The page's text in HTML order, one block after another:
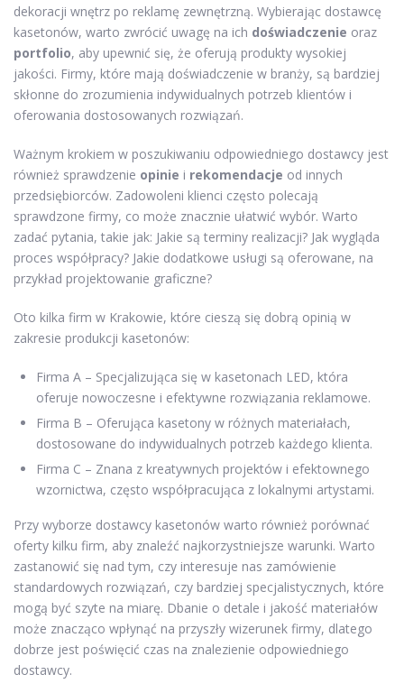
dekoracji wnętrz po reklamę zewnętrzną. Wybierając dostawcę
kasetonów, warto zwrócić uwagę na ich doświadczenie oraz
portfolio, aby upewnić się, że oferują produkty wysokiej
jakości. Firmy, które mają doświadczenie w branży, są bardziej
skłonne do zrozumienia indywidualnych potrzeb klientów i
oferowania dostosowanych rozwiązań.
Ważnym krokiem w poszukiwaniu odpowiedniego dostawcy jest
również sprawdzenie opinie i rekomendacje od innych
przedsiębiorców. Zadowoleni klienci często polecają
sprawdzone firmy, co może znacznie ułatwić wybór. Warto
zadać pytania, takie jak: Jakie są terminy realizacji? Jak wygląda
proces współpracy? Jakie dodatkowe usługi są oferowane, na
przykład projektowanie graficzne?
Oto kilka firm w Krakowie, które cieszą się dobrą opinią w
zakresie produkcji kasetonów:
Firma A – Specjalizująca się w kasetonach LED, która
oferuje nowoczesne i efektywne rozwiązania reklamowe.
Firma B – Oferująca kasetony w różnych materiałach,
dostosowane do indywidualnych potrzeb każdego klienta.
Firma C – Znana z kreatywnych projektów i efektownego
wzornictwa, często współpracująca z lokalnymi artystami.
Przy wyborze dostawcy kasetonów warto również porównać
oferty kilku firm, aby znaleźć najkorzystniejsze warunki. Warto
zastanowić się nad tym, czy interesuje nas zamówienie
standardowych rozwiązań, czy bardziej specjalistycznych, które
mogą być szyte na miarę. Dbanie o detale i jakość materiałów
może znacząco wpłynąć na przyszły wizerunek firmy, dlatego
dobrze jest poświęcić czas na znalezienie odpowiedniego
dostawcy.